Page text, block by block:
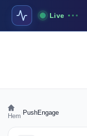
Live
Hem PushEngage